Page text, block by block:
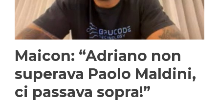
Maicon: “Adriano non
superava Paolo Maldini,
ci passava sopra!”